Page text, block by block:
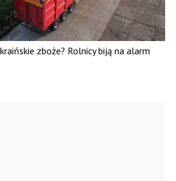
zboże? Rolnicy biją na alarm